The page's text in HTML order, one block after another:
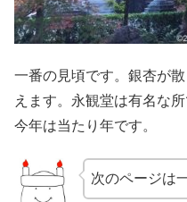
一番の見頃です。銀杏が
えます。永観堂は有名な
今年は当たり年です。
次のページは